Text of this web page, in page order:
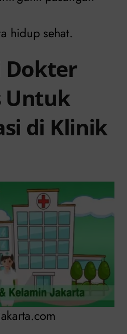
hidup sehat.
Dokter
Untuk
di Klinik